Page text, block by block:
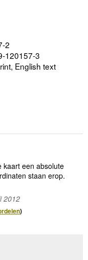
2
120157-3
English text
kaart een absolute
staan erop.
2012
)